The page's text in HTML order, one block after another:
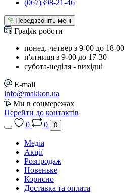
(067)398-21-46
Передзвоніть мені
Графік роботи
понед.-четвер з 9-00 до 18-00
п'ятниця з 9-00 до 17-30
cубота-неділя - вихідні
E-mail
info@makkon.ua
Ми в соцмережах
Перейти до контактів
0
0 0
Медіа
Акції
Розпродаж
Новеньке
Корисно
Доставка та оплата